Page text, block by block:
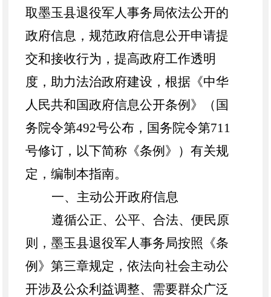
取墨玉县退役军人事务局依法公开的
政府信息，规范政府信息公开申请提
交和接收行为，提高政府工作透明
度，助力法治政府建设，根据《中华
人民共和国政府信息公开条例》（国
务院令第492号公布，国务院令第711
号修订，以下简称《条例》）有关规
定，编制本指南。
一、主动公开政府信息
遵循公正、公平、合法、便民原
则，墨玉县退役军人事务局按照《条
例》第三章规定，依法向社会主动公
开涉及公众利益调整、需要群众广泛